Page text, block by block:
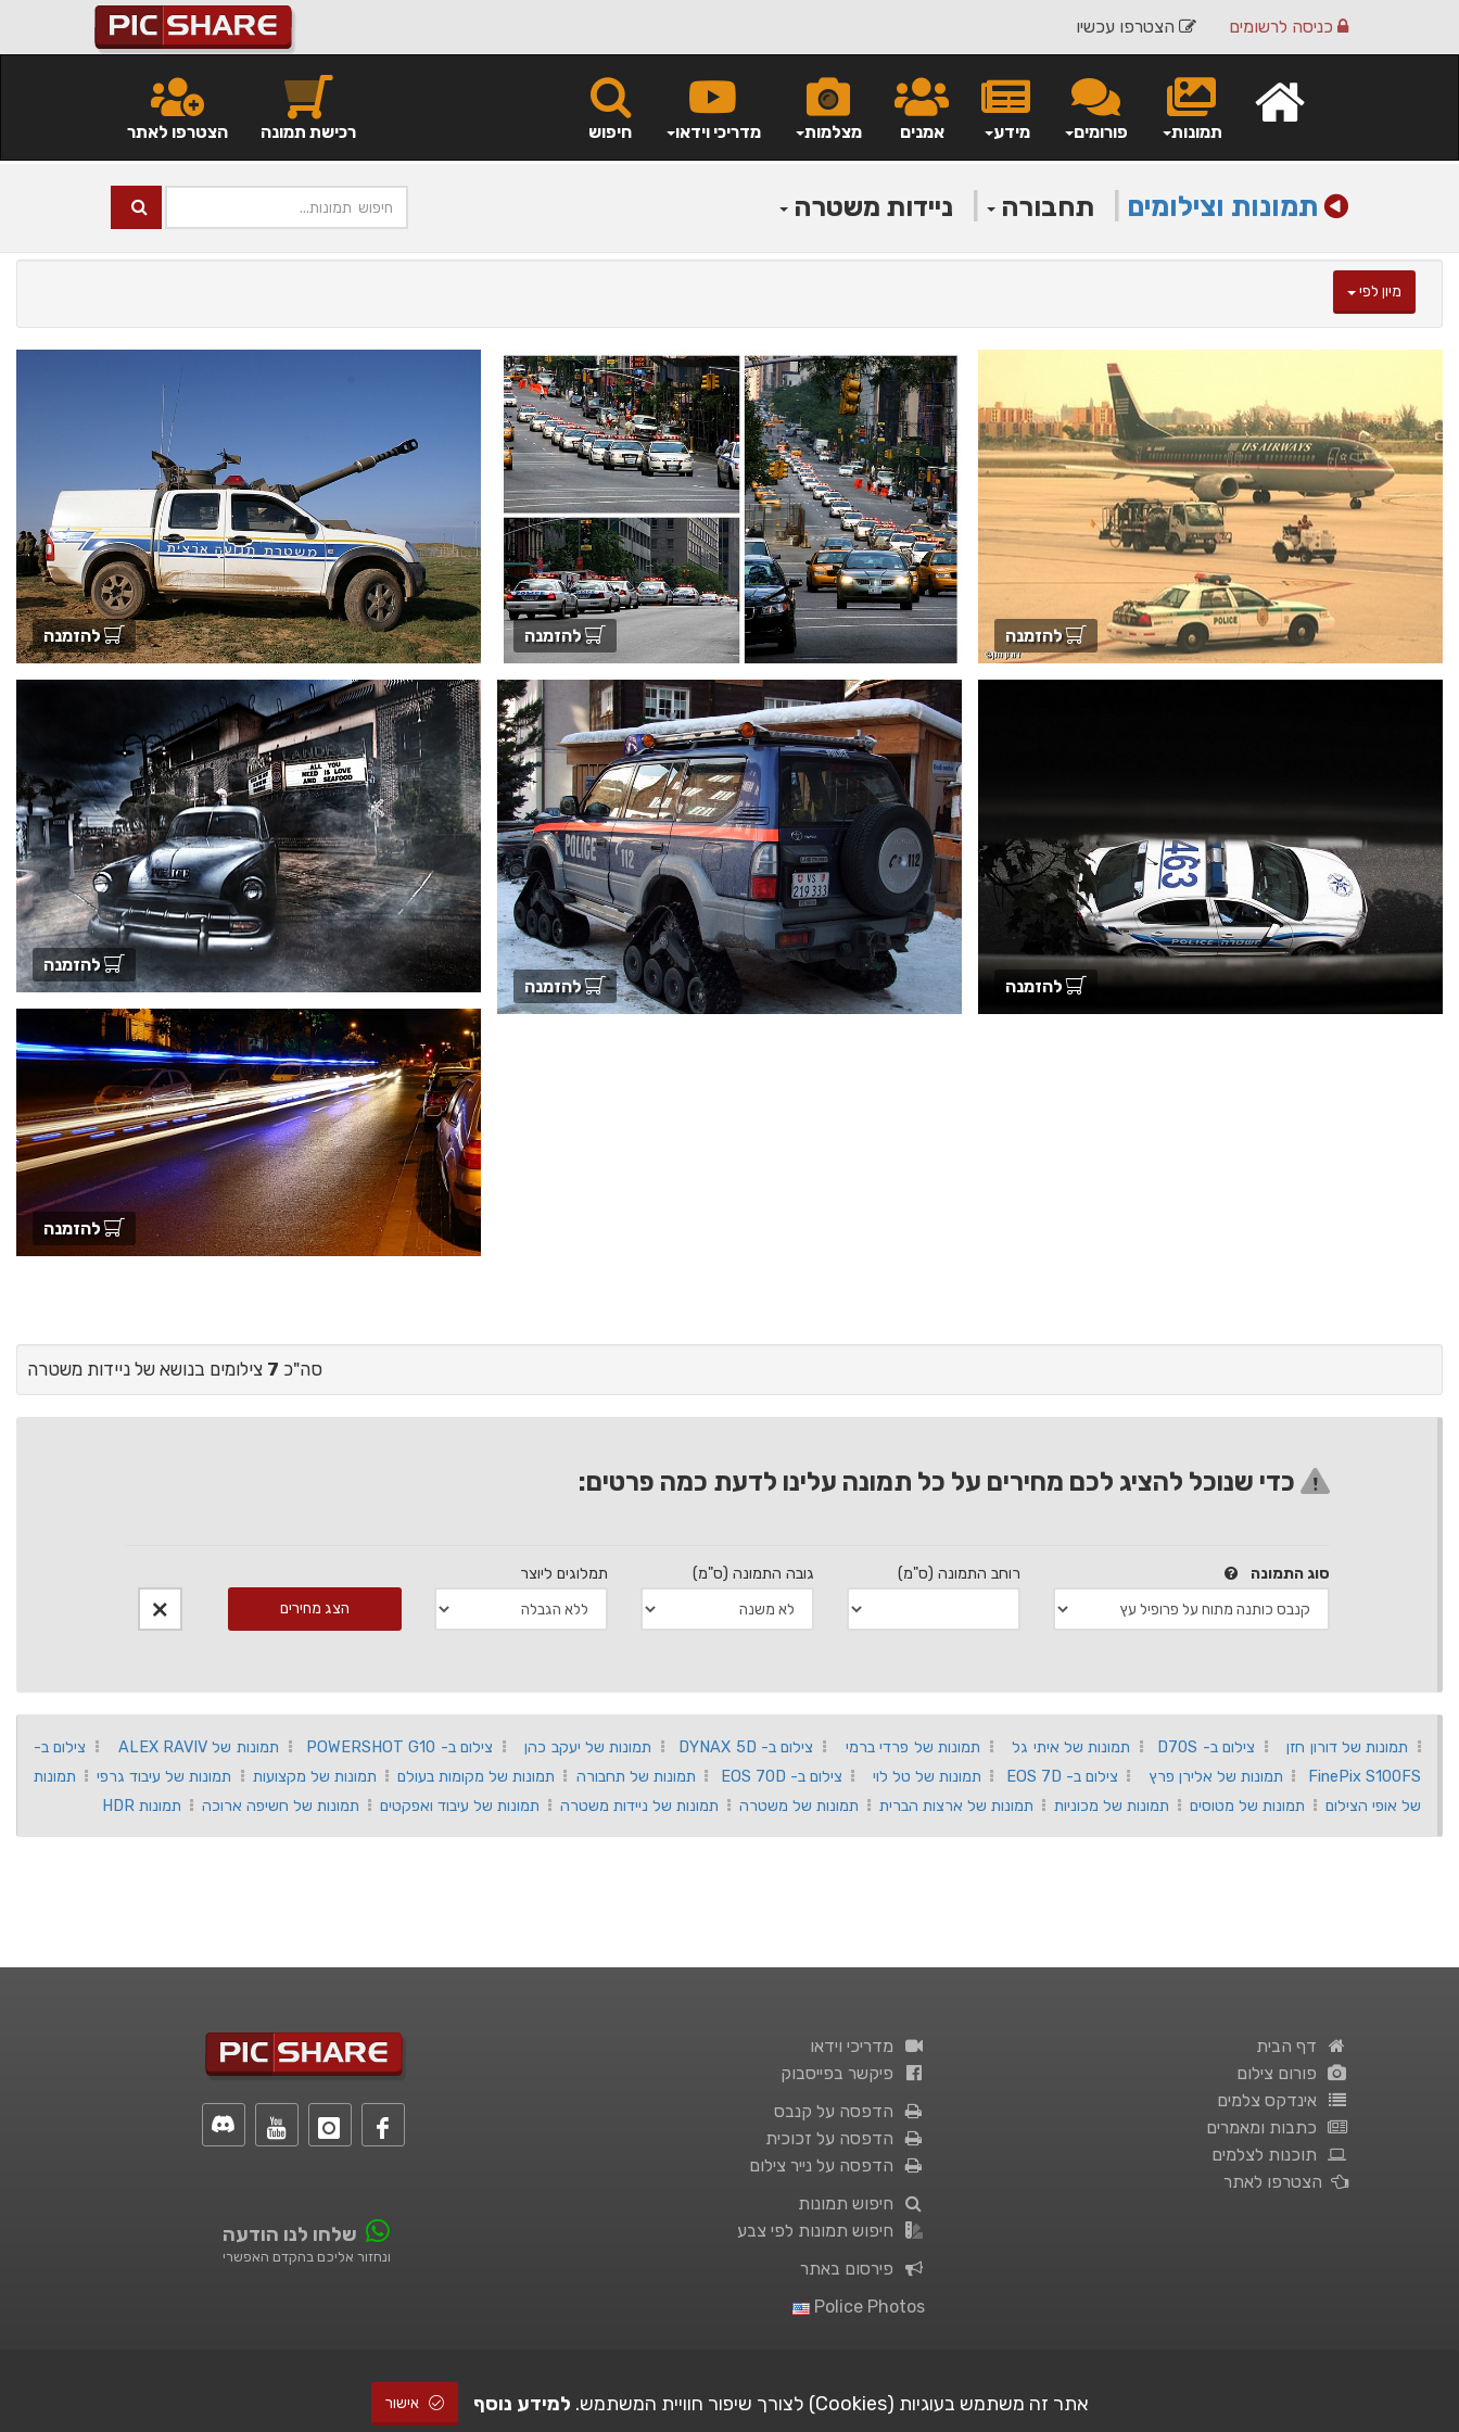
הצטרפו עכשיו כניסה לרשומים
חיפוש מדריכי וידאו מצלמות אמנים מידע פורומים תמונות הצטרפו לאתר רכישת תמונה
תמונות וצילומים תחבורה ניידות משטרה
מיון לפי
להזמנה להזמנה להזמנה
להזמנה להזמנה
להזמנה
להזמנה
סה"כ 7 צילומים בנושא של ניידות משטרה
כדי שנוכל להציג לכם מחירים על כל תמונה עלינו לדעת כמה פרטים:
סוג התמונה רוחב התמונה (ס"מ) גובה התמונה (ס"מ) תמלוגים ליוצר
הצג מחירים
תמונות של דורון חזן צילום ב- D70S תמונות של איתי גל תמונות של פרדי ברמי צילום ב- DYNAX 5D תמונות של יעקב כהן צילום ב- POWERSHOT G10 תמונות של ALEX RAVIV
צילום ב-
FinePix S100FS
תמונות של אלירן פרץ צילום ב- EOS 7D תמונות של טל לוי צילום ב- EOS 70D תמונות של תחבורה תמונות של מקומות בעולם תמונות של מקצועות תמונות של עיבוד גרפי
תמונות
של אופי הצילום
תמונות של מטוסים תמונות של מכוניות תמונות של ארצות הברית תמונות של משטרה תמונות של ניידות משטרה תמונות של עיבוד ואפקטים תמונות של חשיפה ארוכה תמונות HDR
שלחו לנו הודעה
ונחזור אליכם בהקדם האפשרי
מדריכי וידאו
פיקשר בפייסבוק
הדפסה על קנבס
הדפסה על זכוכית
הדפסה על נייר צילום
חיפוש תמונות
חיפוש תמונות לפי צבע
פירסום באתר
Police Photos
דף הבית
פורום צילום
אינדקס צלמים
כתבות ומאמרים
תוכנות לצלמים
הצטרפו לאתר
אתר זה משתמש בעוגיות (Cookies) לצורך שיפור חוויית המשתמש. למידע נוסף אישור